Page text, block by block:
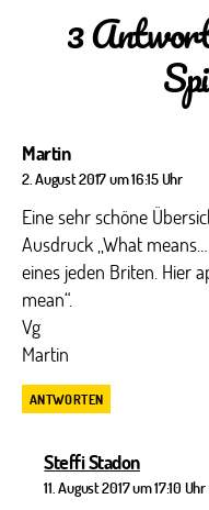
3
Martinsagt:
2. August 2017 um 16:15 Uhr
Eine sehr schöne
Ausdruck ,,What
eines jeden Briten. Hier
mean“.
Vg
Martin
ANTWORTEN
Steffi Stadonsagt:
11. August 2017 um 17:10 Uhr